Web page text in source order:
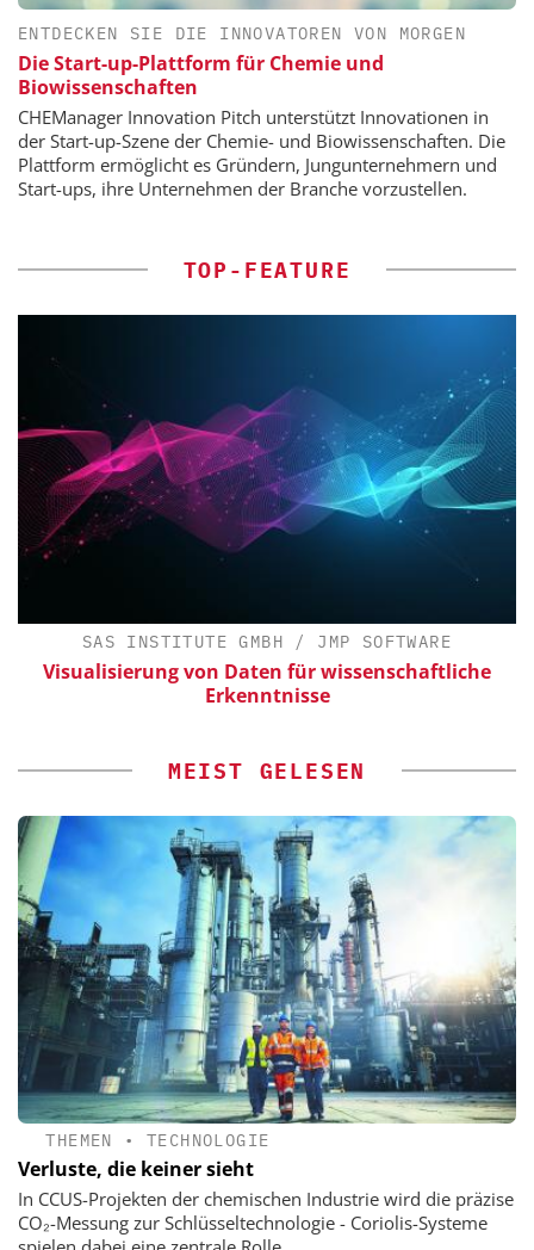
ENTDECKEN SIE DIE INNOVATOREN VON MORGEN
Die Start-up-Plattform für Chemie und
Biowissenschaften
CHEManager Innovation Pitch unterstützt Innovationen in
der Start-up-Szene der Chemie- und Biowissenschaften. Die
Plattform ermöglicht es Gründern, Jungunternehmern und
Start-ups, ihre Unternehmen der Branche vorzustellen.
TOP-FEATURE
SAS INSTITUTE GMBH / JMP SOFTWARE
Visualisierung von Daten für wissenschaftliche
Erkenntnisse
MEIST GELESEN
THEMEN •TECHNOLOGIE
Verluste, die keiner sieht
In CCUS-Projekten der chemischen Industrie wird die präzise
CO₂-Messung zur Schlüsseltechnologie - Coriolis-Systeme